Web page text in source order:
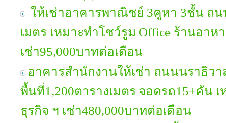
ให้เช่าอาคารพาณิชย์ 3คูหา 3ชั้น ถ
เมตร เหมาะทำโชว์รูม Office ร้านอาห
เช่า95,000บาทต่อเดือน
อาคารสำนักงานให้เช่า ถนนนราธิวา
พื้นที่1,200ตารางเมตร จอดรถ15+คัน
ธุรกิจ ฯ เช่า480,000บาทต่อเดือน